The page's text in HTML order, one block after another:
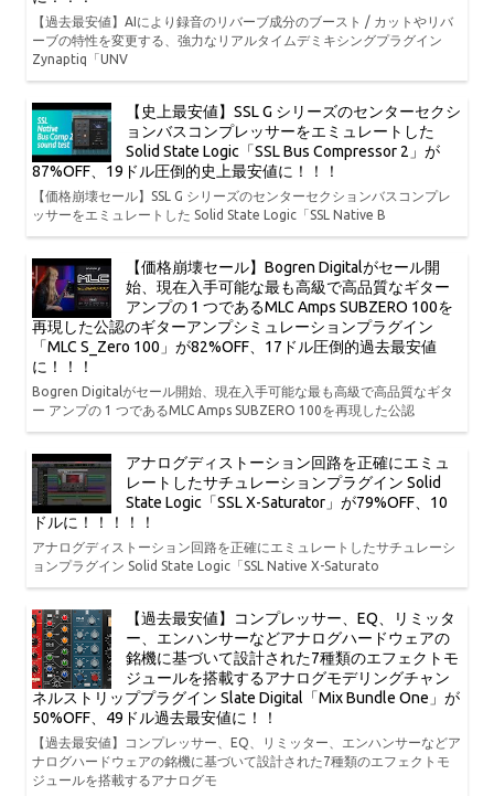
【過去最安値】AIにより録音のリバーブ成分のブースト / カットやリバ
ーブの特性を変更する、強力なリアルタイムデミキシングプラグイン
Zynaptiq「UNV
【史上最安値】SSL G シリーズのセンターセクシ
ョンバスコンプレッサーをエミュレートした
Solid State Logic「SSL Bus Compressor 2」が
87%OFF、19ドル圧倒的史上最安値に！！！
【価格崩壊セール】SSL G シリーズのセンターセクションバスコンプレ
ッサーをエミュレートした Solid State Logic「SSL Native B
【価格崩壊セール】Bogren Digitalがセール開
始、現在入手可能な最も高級で高品質なギター
アンプの 1 つであるMLC Amps SUBZERO 100を
再現した公認のギターアンプシミュレーションプラグイン
「MLC S_Zero 100」が82%OFF、17ドル圧倒的過去最安値
に！！！
Bogren Digitalがセール開始、現在入手可能な最も高級で高品質なギタ
ー アンプの 1 つであるMLC Amps SUBZERO 100を再現した公認
アナログディストーション回路を正確にエミュ
レートしたサチュレーションプラグイン Solid
State Logic「SSL X-Saturator」が79%OFF、10
ドルに！！！！！
アナログディストーション回路を正確にエミュレートしたサチュレーシ
ョンプラグイン Solid State Logic「SSL Native X-Saturato
【過去最安値】コンプレッサー、EQ、リミッタ
ー、エンハンサーなどアナログハードウェアの
銘機に基づいて設計された7種類のエフェクトモ
ジュールを搭載するアナログモデリングチャン
ネルストリッププラグイン Slate Digital「Mix Bundle One」が
50%OFF、49ドル過去最安値に！！
【過去最安値】コンプレッサー、EQ、リミッター、エンハンサーなどア
ナログハードウェアの銘機に基づいて設計された7種類のエフェクトモ
ジュールを搭載するアナログモ